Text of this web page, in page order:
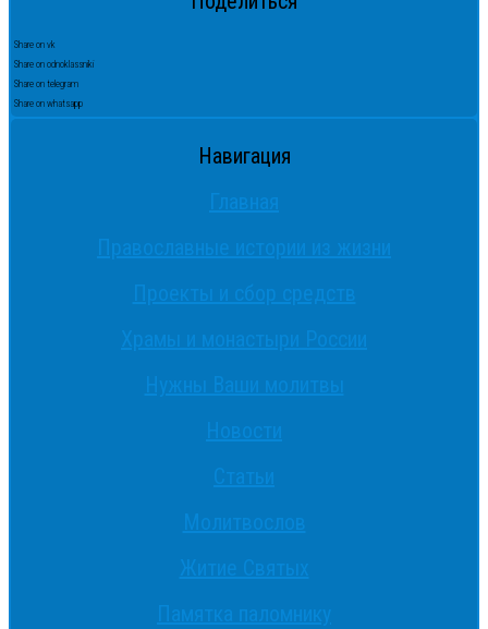
Share on vk
Share on odnoklassniki
Share on telegram
Share on whatsapp
Навигация
Главная
Православные истории из жизни
Проекты и сбор средств
Храмы и монастыри России
Нужны Ваши молитвы
Новости
Статьи
Молитвослов
Житие Святых
Памятка паломнику